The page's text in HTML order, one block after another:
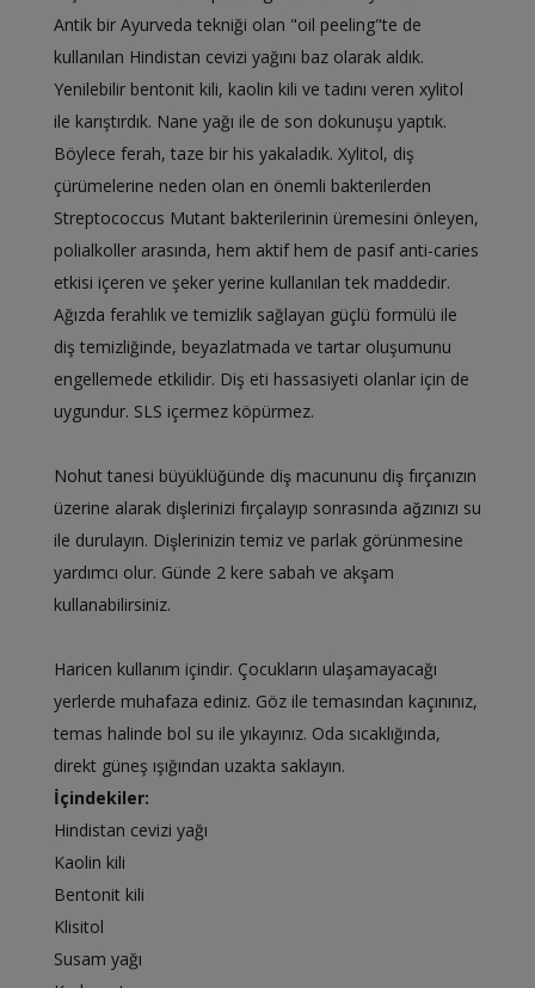
Antik bir Ayurveda tekniği olan "oil peeling"te de
kullanılan Hindistan cevizi yağını baz olarak aldık.
Yenilebilir bentonit kili, kaolin kili ve tadını veren xylitol
ile karıştırdık. Nane yağı ile de son dokunuşu yaptık.
Böylece ferah, taze bir his yakaladık. Xylitol, diş
çürümelerine neden olan en önemli bakterilerden
Streptococcus Mutant bakterilerinin üremesini önleyen,
polialkoller arasında, hem aktif hem de pasif anti-caries
etkisi içeren ve şeker yerine kullanılan tek maddedir.
Ağızda ferahlık ve temizlik sağlayan güçlü formülü ile
diş temizliğinde, beyazlatmada ve tartar oluşumunu
engellemede etkilidir. Diş eti hassasiyeti olanlar için de
uygundur. SLS içermez köpürmez.
Nohut tanesi büyüklüğünde diş macununu diş fırçanızın
üzerine alarak dişlerinizi fırçalayıp sonrasında ağzınızı su
ile durulayın. Dişlerinizin temiz ve parlak görünmesine
yardımcı olur. Günde 2 kere sabah ve akşam
kullanabilirsiniz.
Haricen kullanım içindir. Çocukların ulaşamayacağı
yerlerde muhafaza ediniz. Göz ile temasından kaçınınız,
temas halinde bol su ile yıkayınız. Oda sıcaklığında,
direkt güneş ışığından uzakta saklayın.
İçindekiler:
Hindistan cevizi yağı
Kaolin kili
Bentonit kili
Klisitol
Susam yağı